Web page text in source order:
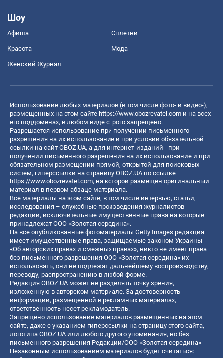
Шоу
Афиша Сплетни
Красота Мода
Женский Журнал
Использование любых материалов (в том числе фото- и видео-),
размещенных на этом сайте https://www.obozrevatel.com и на всех
его поддоменах, в любом виде строго запрещено.
Разрешается использование при получении письменного
разрешения на их использование и при условии обязательной
ссылки на сайт OBOZ.UA, а для интернет-изданий - при
получении письменного разрешения на их использование и при
обязательном размещении прямой, открытой для поисковых
систем, гиперссылки на страницу OBOZ.UA по ссылке
https://www.obozrevatel.com, на которой размещен оригинальный
материал в первом абзаце материала.
Все материалы на этом сайте, в том числе интервью, статьи,
исследования – служебные произведения журналистов
редакции, исключительные имущественные права на которые
принадлежат ООО «Золотая середина».
На все опубликованные фотоматериалы Getty Images редакция
имеет имущественные права, защищаемые законом Украины
«Об авторских правах и смежных правах», никто не имеет права
без письменного разрешения ООО «Золотая середина» их
использовать, они не подлежат дальнейшему воспроизводству,
переводу, распространению в любой форме.
Редакция OBOZ.UA может не разделять точку зрения,
изложенную в авторском материале. За достоверность
информации, размещенной в рекламных материалах,
ответственность несет рекламодатель.
Запрещено использование материалов размещенных на этом
сайте, даже с указанием гиперссылки на страницу этого сайта,
логотипа OBOZ.UA или любого другого упоминания, но без
письменного разрешения Редакции/ООО «Золотая середина»
Незаконным использованием материалов будет считаться: